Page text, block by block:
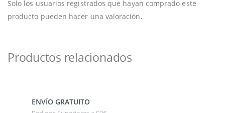
Solo los usuarios registrados que hayan comprado este
producto pueden hacer una valoración.
Productos relacionados
ENVÍO GRATUITO